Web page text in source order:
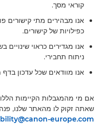
קוראי מסך.
אנו מבהירים מתי קישורים
כפילויות של קישורים.
אנו מגדירים כראוי
ניתוח תחבירי.
אנו מוודאים שכל עדכון בדף
אם מי מהמגבלות הקיימות
שאתה זקוק לו מהאתר שלנו,
europe.com